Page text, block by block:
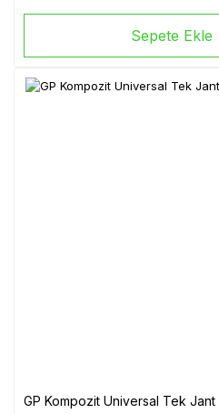
Sepete Ekle
GP Kompozit Universal Tek